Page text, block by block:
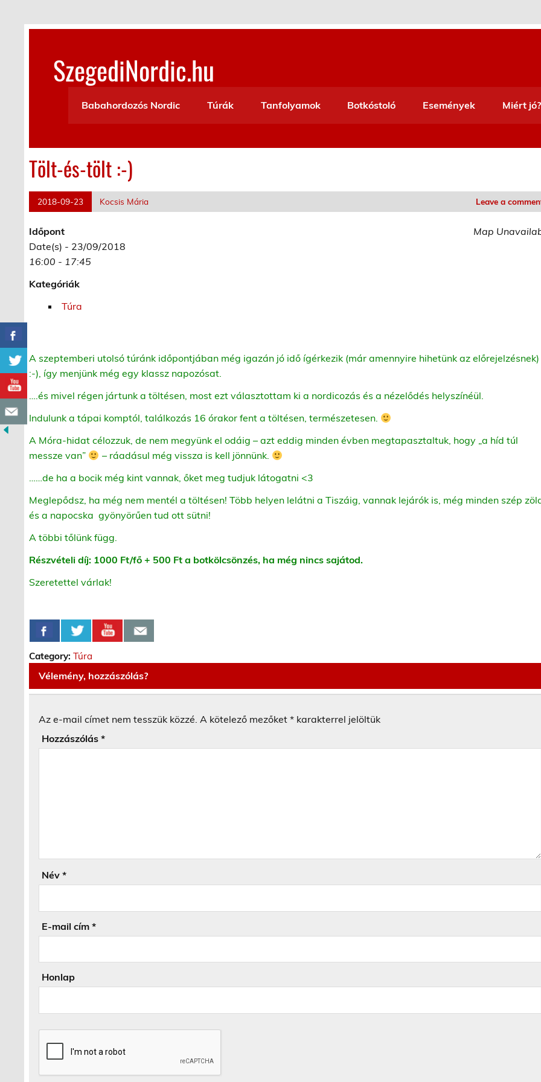
content
SzegediNordic.hu
Babahordozós Nordic
Túrák Tanfolyamok Botkóstoló Események Miért jó?
Tölt-és-tölt :-)
2018-09-23 Kocsis Mária Leave a
Map
Időpont
Date(s) - 23/09/2018
16:00 - 17:45
Kategóriák
Túra
A szeptemberi utolsó túránk időpontjában még igazán jó idő ígérkezik (már amennyire hihetünk az előrejelzésnek)
:-), így menjünk még egy klassz napozósat.
….és mivel régen jártunk a töltésen, most ezt választottam ki a nordicozás és a nézelődés helyszínéül.
Indulunk a tápai komptól, találkozás 16 órakor fent a töltésen, természetesen.
A Móra-hidat célozzuk, de nem megyünk el odáig – azt eddig minden évben megtapasztaltuk, hogy „a híd túl
messze van”
– ráadásul még vissza is kell jönnünk.
……de ha a bocik még kint vannak, őket meg tudjuk látogatni <3
Meglepődsz, ha még nem mentél a töltésen! Több helyen lelátni a Tiszáig, vannak lejárók is, még minden szép
és a napocska gyönyörűen tud ott sütni!
A többi tőlünk függ.
Részvételi díj: 1000 Ft/fő + 500 Ft a botkölcsönzés, ha még nincs sajátod.
Szeretettel várlak!
Category:Túra
Vélemény, hozzászólás?
Az e-mail címet nem tesszük közzé. A kötelező mezőket* karakterrel jelöltük
Hozzászólás*
Név*
E-mail cím*
Honlap